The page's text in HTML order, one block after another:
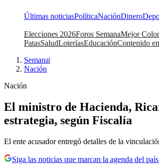
Últimas noticiasPolíticaNaciónDinero
Elecciones 2026Foros SemanaMejor
PatasSaludLoteríasEducaciónContenido
Semana|
Nación
Nación
El ministro de Hacienda,
estrategia, según Fiscalía
El ente acusador entregó detalles de la
Siga las noticias que marcan la agenda del